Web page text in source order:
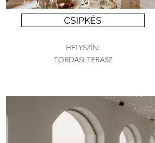
CSIPKÉS
HELYSZÍN:
TORDASI TERASZ